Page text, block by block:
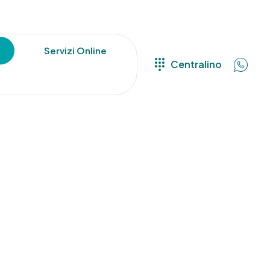
Servizi Online
Centralino